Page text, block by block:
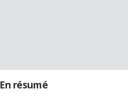
En résumé